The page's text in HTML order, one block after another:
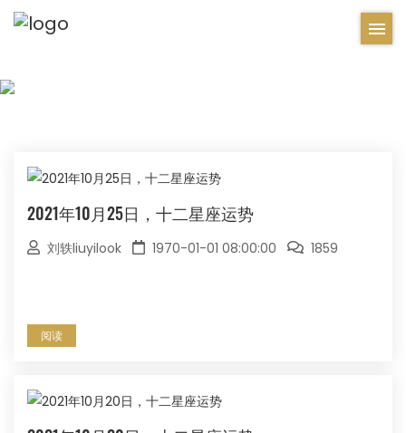
2021年10月25日，十二星座运势
刘轶liuyilook 1970-01-01 08:00:00 1859
阅读